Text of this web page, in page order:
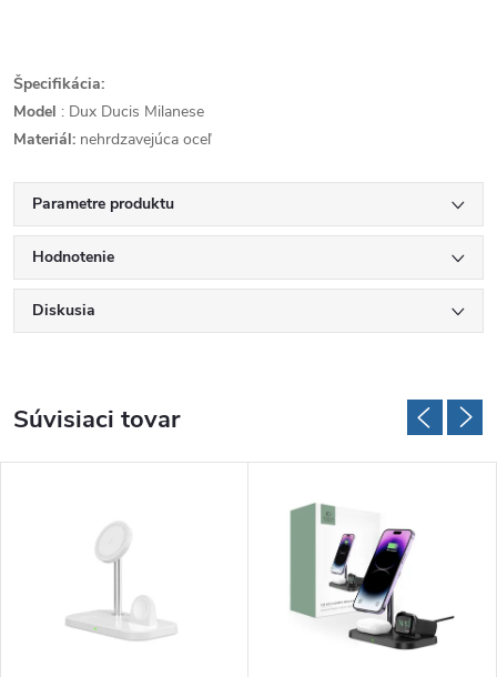
Špecifikácia:
Model : Dux Ducis Milanese
Materiál: nehrdzavejúca oceľ
Parametre produktu
Hodnotenie
Diskusia
Súvisiaci tovar